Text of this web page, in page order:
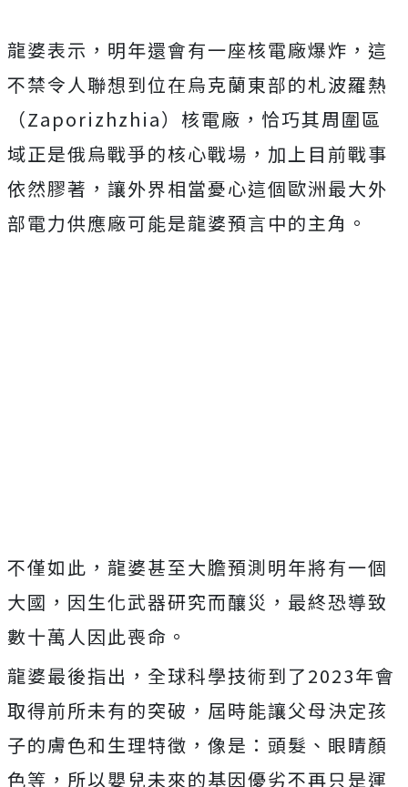
龍婆表示，明年還會有一座核電廠爆炸，這
不禁令人聯想到位在烏克蘭東部的札波羅熱
（Zaporizhzhia）核電廠，恰巧其周圍區
域正是俄烏戰爭的核心戰場，加上目前戰事
依然膠著，讓外界相當憂心這個歐洲最大外
部電力供應廠可能是龍婆預言中的主角。
不僅如此，龍婆甚至大膽預測明年將有一個
大國，因生化武器研究而釀災，最終恐導致
數十萬人因此喪命。
龍婆最後指出，全球科學技術到了2023年會
取得前所未有的突破，屆時能讓父母決定孩
子的膚色和生理特徵，像是：頭髮、眼睛顏
色等，所以嬰兒未來的基因優劣不再只是運